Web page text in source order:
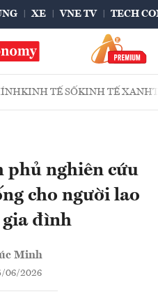
XE VNE TV TECH
KINH TẾ SỐKINH TẾ XANH
phủ nghiên cứu
cho người lao
gia đình
Minh
06/2026